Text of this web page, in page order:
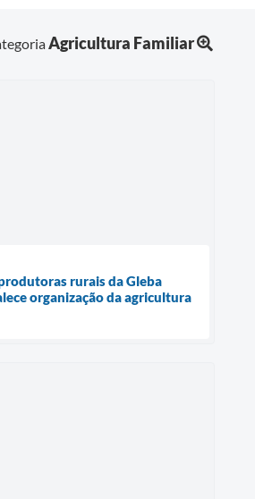
Agricultura Familiar
rurais da Gleba
organização da agricultura